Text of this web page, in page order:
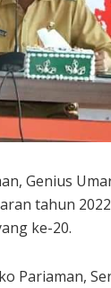
Genius
tahun
ke-20.
Pariaman,